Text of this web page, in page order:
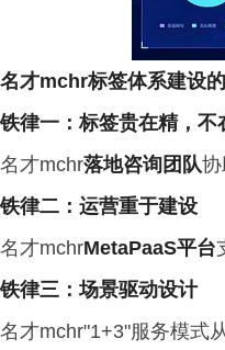
名才mchr标签体系建设
铁律一：标签贵在精，不
名才mchr落地咨询团队
铁律二：运营重于建设
名才mchrMetaPaaS平台
铁律三：场景驱动设计
名才mchr"1+3"服务模式